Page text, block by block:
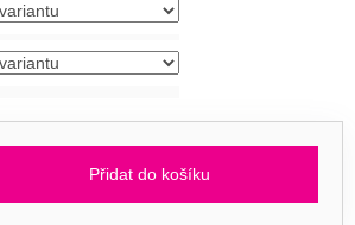
Přidat do košíku